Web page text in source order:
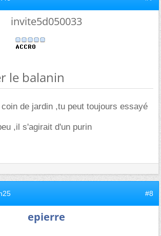
invite5d050033
le balanin
de jardin ,tu peut toujours essayé
,il s'agirait d'un purin
#8
epierre